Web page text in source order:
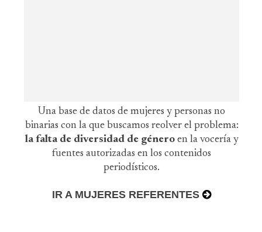
Una base de datos de mujeres y personas no
binarias con la que buscamos reolver el problema:
la falta de diversidad de género en la vocería y
fuentes autorizadas en los contenidos
periodísticos.
IR A MUJERES REFERENTES